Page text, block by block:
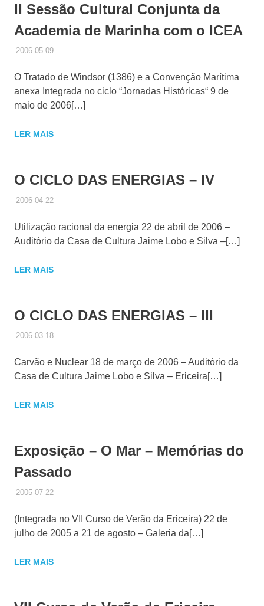
II Sessão Cultural Conjunta da
Academia de Marinha com o ICEA
2006-05-09ADMINISTRADOR
HISTÓRICO DE ACTIVIDADES
O Tratado de Windsor (1386) e a Convenção Marítima
anexa Integrada no ciclo “Jornadas Históricas“ 9 de
maio de 2006[…]
LER MAIS
O CICLO DAS ENERGIAS – IV
2006-04-22ADMINISTRADOR
HISTÓRICO DE ACTIVIDADES
Utilização racional da energia 22 de abril de 2006 –
Auditório da Casa de Cultura Jaime Lobo e Silva –[…]
LER MAIS
O CICLO DAS ENERGIAS – III
2006-03-18ADMINISTRADOR
HISTÓRICO DE ACTIVIDADES
Carvão e Nuclear 18 de março de 2006 – Auditório da
Casa de Cultura Jaime Lobo e Silva – Ericeira[…]
LER MAIS
Exposição – O Mar – Memórias do
Passado
2005-07-22ADMINISTRADOR
HISTÓRICO DE ACTIVIDADES
(Integrada no VII Curso de Verão da Ericeira) 22 de
julho de 2005 a 21 de agosto – Galeria da[…]
LER MAIS